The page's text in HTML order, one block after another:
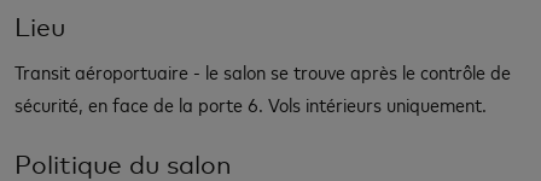
Lieu
Transit aéroportuaire - le salon se trouve après le contrôle de
sécurité, en face de la porte 6. Vols intérieurs uniquement.
Politique du salon